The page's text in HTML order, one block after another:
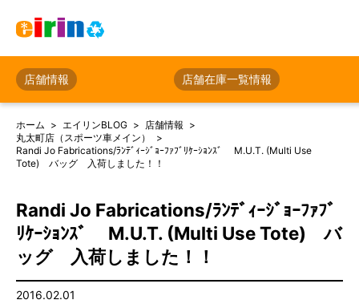
店舗情報 店舗在庫一覧情報
ホーム エイリンBLOG
店舗情報
丸太町店（スポーツ車メイン）
Randi Jo Fabrications/ﾗﾝﾃﾞｨｰｼﾞｮｰﾌｧﾌﾞﾘｹｰｼｮﾝｽﾞ M.U.T. (Multi Use
Tote) バッグ 入荷しました！！
Randi Jo Fabrications/ﾗﾝﾃﾞｨｰｼﾞｮｰﾌｧﾌﾞ
ﾘｹｰｼｮﾝｽﾞ M.U.T. (Multi Use Tote) バ
ッグ 入荷しました！！
2016.02.01